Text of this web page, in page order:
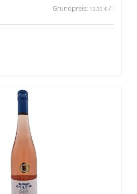
Grundpreis: 13,33 € / l